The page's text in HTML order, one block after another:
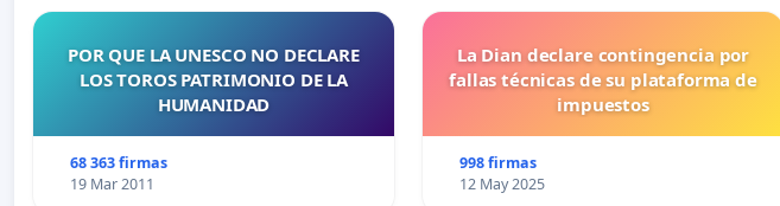
POR QUE LA UNESCO NO DECLARE
LOS TOROS PATRIMONIO DE LA
HUMANIDAD
68 363 firmas
19 Mar 2011
La Dian declare contingencia por
fallas técnicas de su plataforma de
impuestos
998 firmas
12 May 2025